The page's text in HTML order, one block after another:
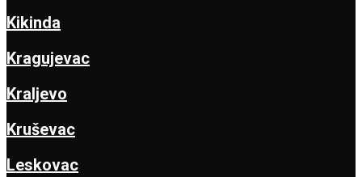
Kikinda
Kragujevac
Kraljevo
Kruševac
Leskovac